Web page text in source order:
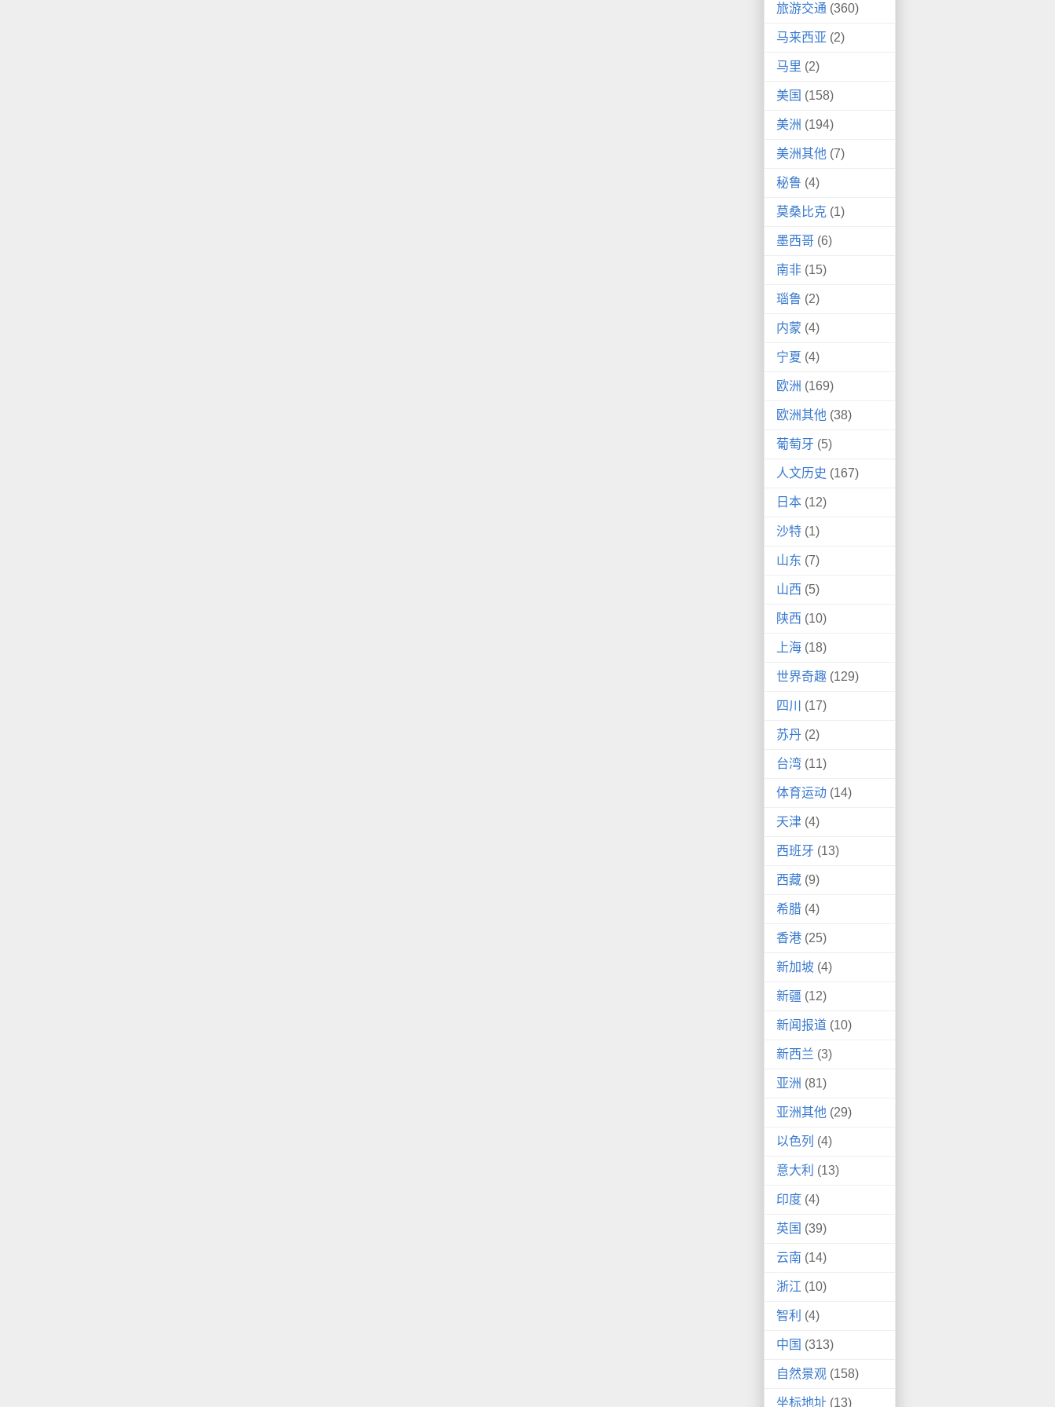
旅游交通 (360)
马来西亚 (2)
马里 (2)
美国 (158)
美洲 (194)
美洲其他 (7)
秘鲁 (4)
莫桑比克 (1)
墨西哥 (6)
南非 (15)
瑙鲁 (2)
内蒙 (4)
宁夏 (4)
欧洲 (169)
欧洲其他 (38)
葡萄牙 (5)
人文历史 (167)
日本 (12)
沙特 (1)
山东 (7)
山西 (5)
陕西 (10)
上海 (18)
世界奇趣 (129)
四川 (17)
苏丹 (2)
台湾 (11)
体育运动 (14)
天津 (4)
西班牙 (13)
西藏 (9)
希腊 (4)
香港 (25)
新加坡 (4)
新疆 (12)
新闻报道 (10)
新西兰 (3)
亚洲 (81)
亚洲其他 (29)
以色列 (4)
意大利 (13)
印度 (4)
英国 (39)
云南 (14)
浙江 (10)
智利 (4)
中国 (313)
自然景观 (158)
坐标地址 (13)